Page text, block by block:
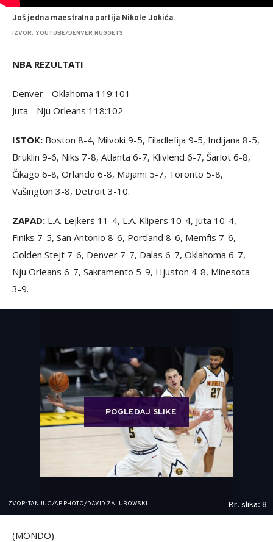
Još jedna maestralna partija Nikole Jokića.
IZVOR: YOUTUBE/DENVER NUGGETS
NBA REZULTATI
Denver - Oklahoma 119:101
Juta - Nju Orleans 118:102
ISTOK: Boston 8-4, Milvoki 9-5, Filadlefija 9-5, Indijana 8-5,
Bruklin 9-6, Niks 7-8, Atlanta 6-7, Klivlend 6-7, Šarlot 6-8,
Čikago 6-8, Orlando 6-8, Majami 5-7, Toronto 5-8,
Vašington 3-8, Detroit 3-10.
ZAPAD: L.A. Lejkers 11-4, L.A. Klipers 10-4, Juta 10-4,
Finiks 7-5, San Antonio 8-6, Portland 8-6, Memfis 7-6,
Golden Stejt 7-6, Denver 7-7, Dalas 6-7, Oklahoma 6-7,
Nju Orleans 6-7, Sakramento 5-9, Hjuston 4-8, Minesota
3-9.
POGLEDAJ SLIKE
IZVOR: TANJUG/AP PHOTO/DAVID ZALUBOWSKI Br. slika: 8
(MONDO)